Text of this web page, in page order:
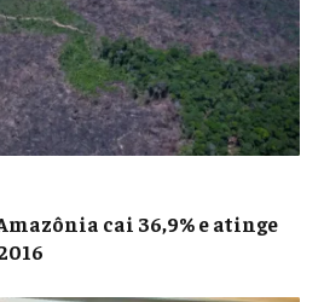
cai 36,9% e atinge